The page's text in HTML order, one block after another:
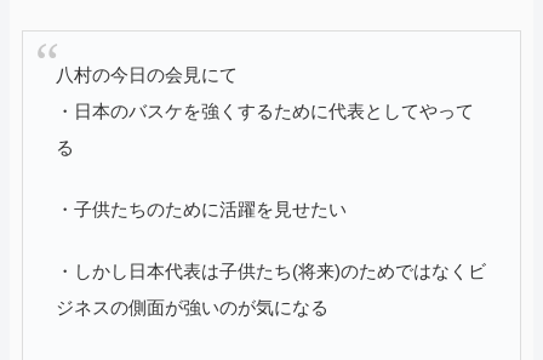
八村の今日の会見にて
・日本のバスケを強くするために代表としてやって
る
・子供たちのために活躍を見せたい
・しかし日本代表は子供たち(将来)のためではなくビ
ジネスの側面が強いのが気になる